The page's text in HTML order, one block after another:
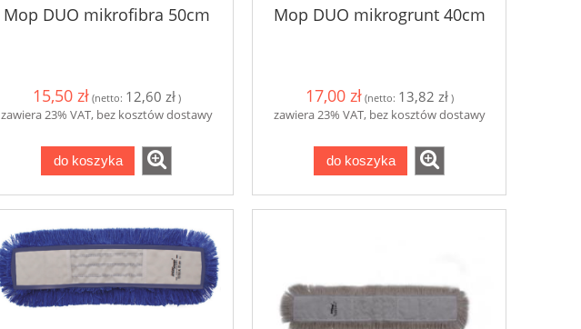
Mop DUO mikrofibra 50cm
15,50 zł (netto: 12,60 zł)
zawiera 23% VAT, bez kosztów dostawy
do koszyka
Mop DUO mikrogrunt 40cm
17,00 zł (netto: 13,82 zł)
zawiera 23% VAT, bez kosztów dostawy
do koszyka